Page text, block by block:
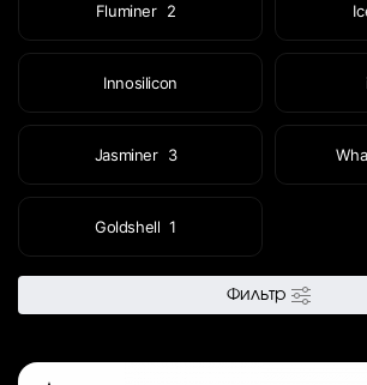
Fluminer 2
Innosilicon
Jasminer 3
Goldshell 1
Фильтр